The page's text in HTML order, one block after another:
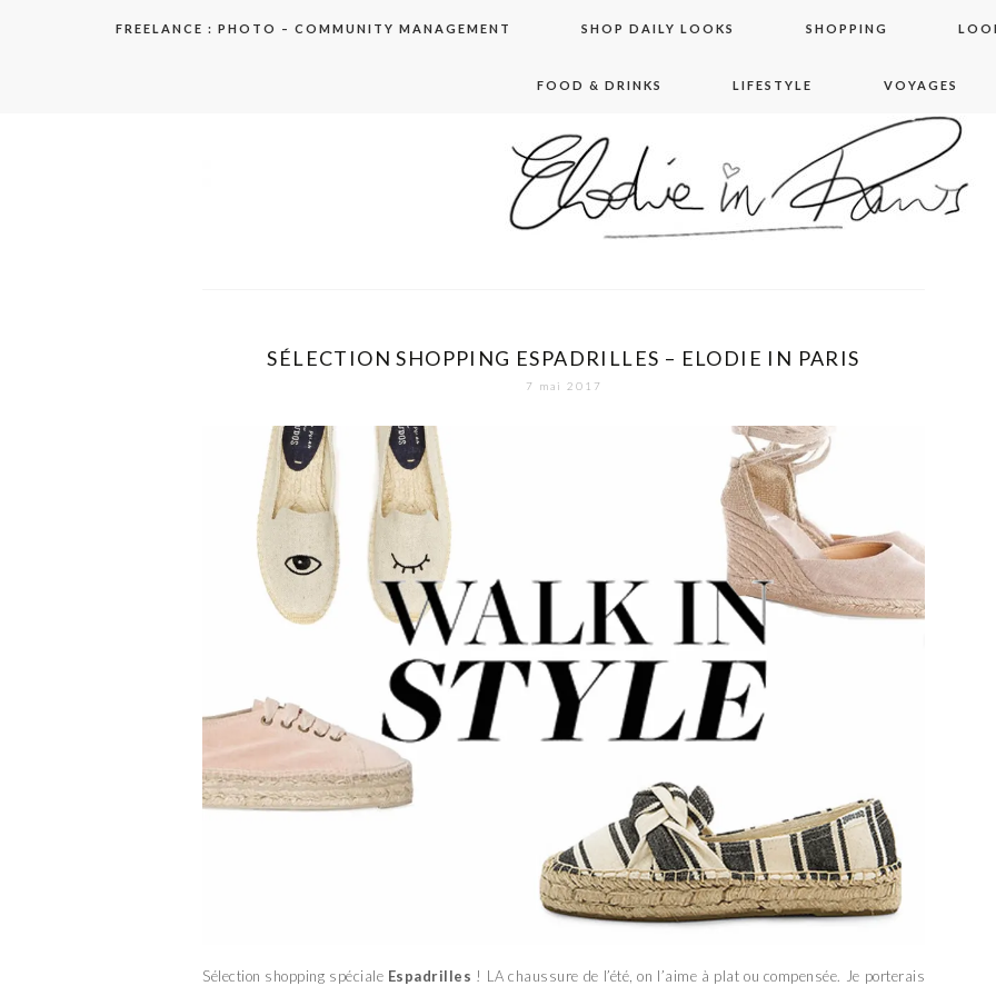
FREELANCE : PHOTO – COMMUNITY MANAGEMENT SHOP DAILY LOOKS SHOPPING
FOOD & DRINKS LIFESTYLE VOYAGES
elodie in paris
SÉLECTION SHOPPING ESPADRILLES – ELODIE IN PARIS
7 mai 2017
Sélection shopping spéciale Espadrilles ! LA chaussure de l’été, on l’aime à plat ou compensée. Je porterais